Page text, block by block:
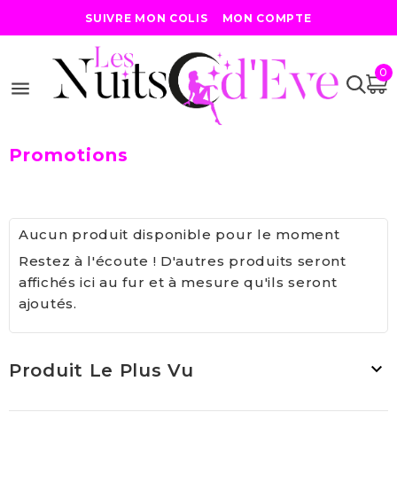
SUIVRE MON COLIS MON COMPTE

0
Promotions
Aucun produit disponible pour le moment
Restez à l'écoute ! D'autres produits seront
affichés ici au fur et à mesure qu'ils seront
ajoutés.
Produit Le Plus Vu 